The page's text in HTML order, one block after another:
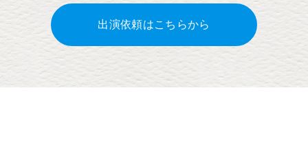
ミュージカル『あなたの初恋探します』演出：豊田めぐみ（2022）
ミュージカル『ヴェラキッカ』作・演出：末満健一（2022）
ブロードウェイ・ミュージカル『エニシング・ゴーズ』演出：原田
ミュージカル『ブロードウェイと銃弾」再演 演出：福田雄一 エレ
ン役（2021）
出演依頼はこちらから